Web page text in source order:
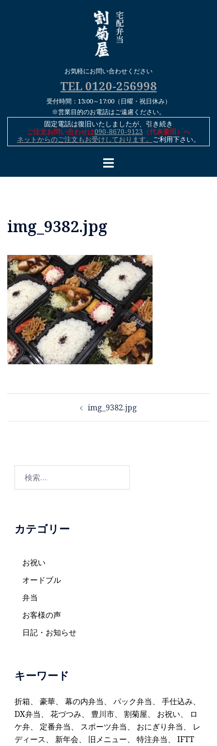
お気軽にお問い合わせください
TEL 0120-256998
受付時間：13:00～17:00（日曜・祝日休み）
※営業目的のお電話はご遠慮ください。
固定電話は復旧いたしましたが、引き続き
ご注文お問い合わせは090-8670-9123 （代表栗田）へ
ネットからのご注文もお受けしております。 ご利用下さい。
img_9382.jpg
投
ナ
ー
ョ
img_9382.jpg
カテゴリー
お祝い
オードブル
弁当
お客様の声
日記・お知らせ
キーワード
折箱、 豪華、 幕の内弁当、 パック弁当、 手仕込み、
DX弁当、 花づつみ、 豊川市、 割菊屋、 お祝い、
ロ
ケ弁、 定番弁当、 スポーツ弁当、 おにぎり弁当、 レ
ディース、 新年会、 旧メニュー、 特注弁当、 IFTT